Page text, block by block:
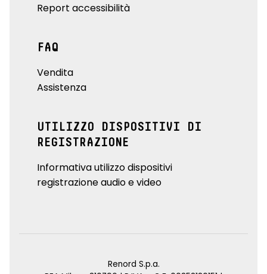
Report accessibilità
FAQ
Vendita
Assistenza
UTILIZZO DISPOSITIVI DI
REGISTRAZIONE
Informativa utilizzo dispositivi
registrazione audio e video
Renord S.p.a.